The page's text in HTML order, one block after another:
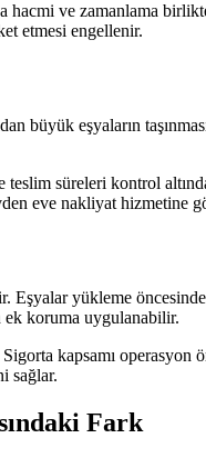
hacmi ve zamanlama
etmesi engellenir.
büyük eşyaların
teslim süreleri kontrol
eve nakliyat
Eşyalar yükleme
koruma uygulanabilir.
kapsamı
sağlar.
Fark